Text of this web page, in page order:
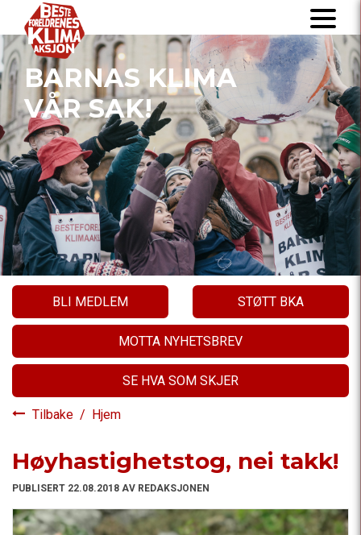
BARNAS KLIMA
VÅR SAK!
BLI MEDLEM STØTT BKA
MOTTA NYHETSBREV
SE HVA SOM SKJER
Tilbake / Hjem
Høyhastighetstog, nei takk!
PUBLISERT 22.08.2018 AV REDAKSJONEN